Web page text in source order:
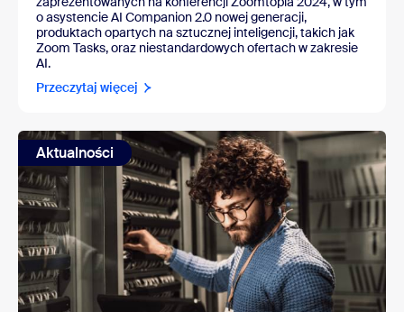
o asystencie AI Companion 2.0 nowej generacji,
produktach opartych na sztucznej inteligencji, takich jak
Zoom Tasks, oraz niestandardowych ofertach w zakresie
AI.
Przeczytaj więcej
Aktualności